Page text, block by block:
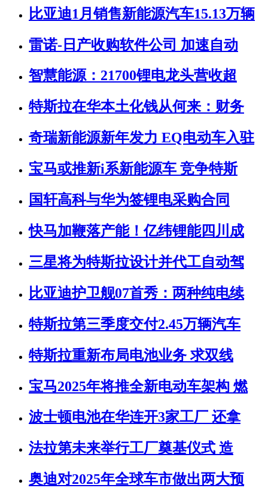
比亚迪1月销售新能源汽车15.13万辆
雷诺-日产收购软件公司 加速自动
智慧能源：21700锂电龙头营收超
特斯拉在华本土化钱从何来：财务
奇瑞新能源新年发力 EQ电动车入驻
宝马或推新i系新能源车 竞争特斯
国轩高科与华为签锂电采购合同
快马加鞭落产能！亿纬锂能四川成
三星将为特斯拉设计并代工自动驾
比亚迪护卫舰07首秀：两种纯电续
特斯拉第三季度交付2.45万辆汽车
特斯拉重新布局电池业务 求双线
宝马2025年将推全新电动车架构 燃
波士顿电池在华连开3家工厂 还拿
法拉第未来举行工厂奠基仪式 造
奥迪对2025年全球车市做出两大预